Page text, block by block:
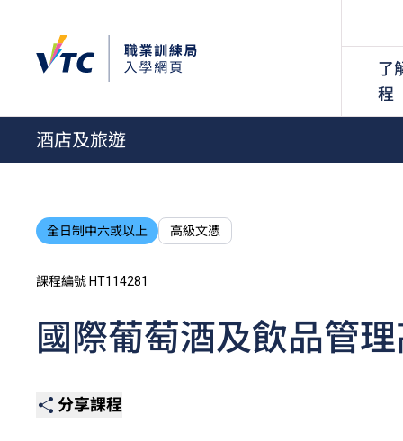
了
程
酒店及旅遊
全日制中六或以上 高級文憑
課程編號 HT114281
國際葡萄酒及飲品管
分享課程